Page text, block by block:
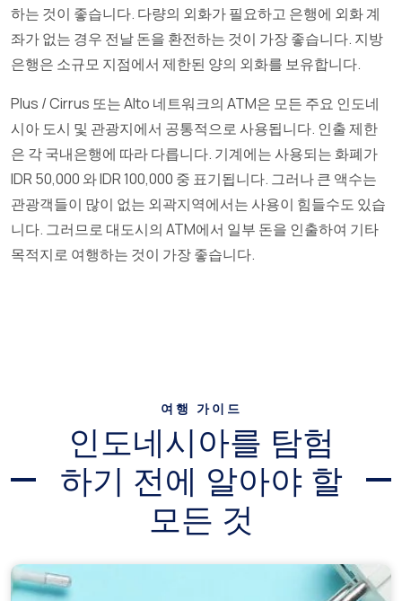
하는 것이 좋습니다. 다량의 외화가 필요하고 은행에 외화 계
좌가 없는 경우 전날 돈을 환전하는 것이 가장 좋습니다. 지방
은행은 소규모 지점에서 제한된 양의 외화를 보유합니다.
Plus / Cirrus 또는 Alto 네트워크의 ATM은 모든 주요 인도네
시아 도시 및 관광지에서 공통적으로 사용됩니다. 인출 제한
은 각 국내은행에 따라 다릅니다. 기계에는 사용되는 화폐가
IDR 50,000 와 IDR 100,000 중 표기됩니다. 그러나 큰 액수는
관광객들이 많이 없는 외곽지역에서는 사용이 힘들수도 있습
니다. 그러므로 대도시의 ATM에서 일부 돈을 인출하여 기타
목적지로 여행하는 것이 가장 좋습니다.
여행 가이드
인도네시아를 탐험
하기 전에 알아야 할
모든 것